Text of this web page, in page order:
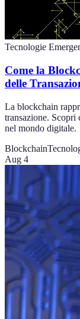
Tecnologie
Come la
delle
La blockchain
transazione. Scopri
nel mondo digitale.
Blockchain
Aug 4